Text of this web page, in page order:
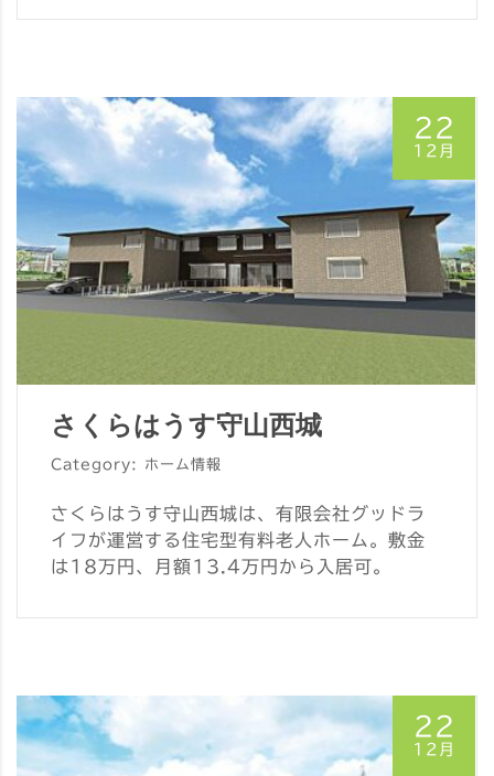
22
12月
さくらはうす守山西城
Category: ホーム情報
さくらはうす守山西城は、有限会社グッドラ
イフが運営する住宅型有料老人ホーム。敷金
は18万円、月額13.4万円から入居可。
22
12月